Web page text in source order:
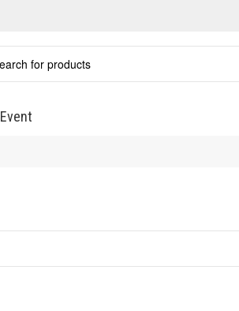
Event